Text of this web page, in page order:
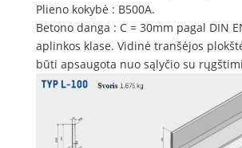
Plieno kokybė : B500A.
Betono danga : C = 30mm pagal DIN
aplinkos klase. Vidinė tranšėjos
būti apsaugota nuo sąlyčio su